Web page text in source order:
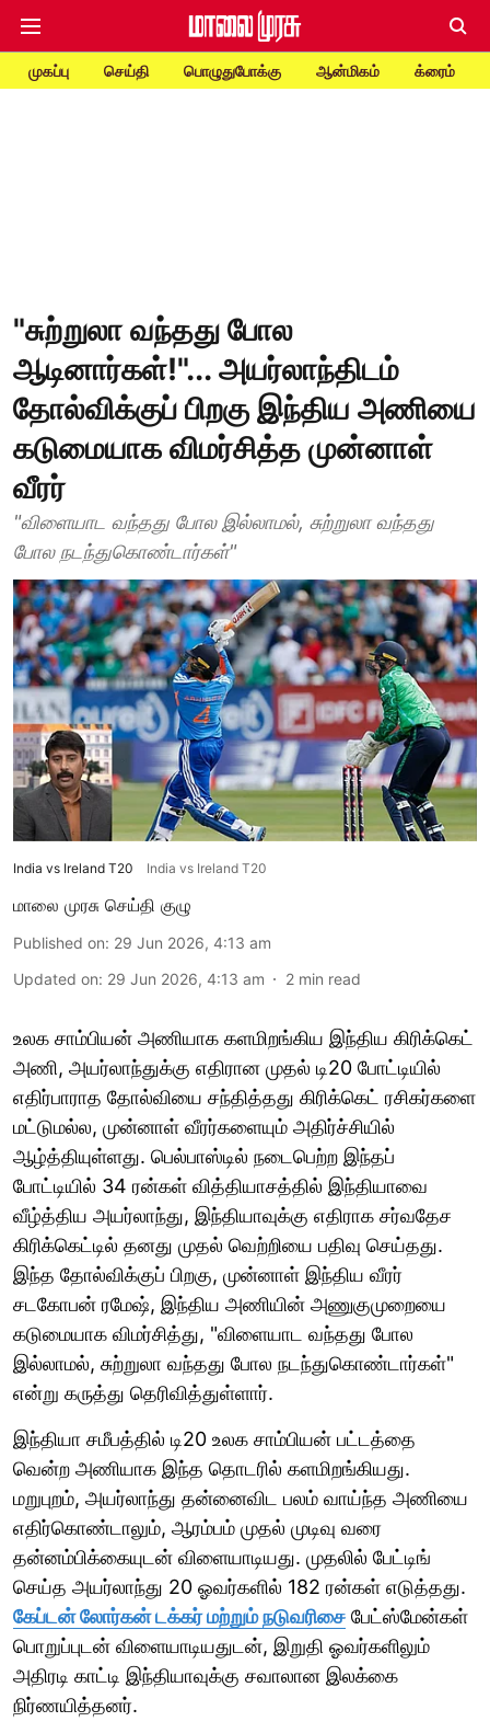
முகப்பு செய்தி பொழுதுபோக்கு ஆன்மிகம் க்ரைம்
"சுற்றுலா வந்தது போல
ஆடினார்கள்!"... அயர்லாந்திடம்
தோல்விக்குப் பிறகு இந்திய அணியை
கடுமையாக விமர்சித்த முன்னாள்
வீரர்
"விளையாட வந்தது போல இல்லாமல், சுற்றுலா வந்தது
போல நடந்துகொண்டார்கள்"
India vs Ireland T20 India vs Ireland T20
மாலை முரசு செய்தி குழு
Published on: 29 Jun 2026, 4:13 am
Updated on: 29 Jun 2026, 4:13 am 2 min read
உலக சாம்பியன் அணியாக களமிறங்கிய இந்திய கிரிக்கெட்
அணி, அயர்லாந்துக்கு எதிரான முதல் டி20 போட்டியில்
எதிர்பாராத தோல்வியை சந்தித்தது கிரிக்கெட் ரசிகர்களை
மட்டுமல்ல, முன்னாள் வீரர்களையும் அதிர்ச்சியில்
ஆழ்த்தியுள்ளது. பெல்பாஸ்டில் நடைபெற்ற இந்தப்
போட்டியில் 34 ரன்கள் வித்தியாசத்தில் இந்தியாவை
வீழ்த்திய அயர்லாந்து, இந்தியாவுக்கு எதிராக சர்வதேச
கிரிக்கெட்டில் தனது முதல் வெற்றியை பதிவு செய்தது.
இந்த தோல்விக்குப் பிறகு, முன்னாள் இந்திய வீரர்
சடகோபன் ரமேஷ், இந்திய அணியின் அணுகுமுறையை
கடுமையாக விமர்சித்து, "விளையாட வந்தது போல
இல்லாமல், சுற்றுலா வந்தது போல நடந்துகொண்டார்கள்"
என்று கருத்து தெரிவித்துள்ளார்.
இந்தியா சமீபத்தில் டி20 உலக சாம்பியன் பட்டத்தை
வென்ற அணியாக இந்த தொடரில் களமிறங்கியது.
மறுபுறம், அயர்லாந்து தன்னைவிட பலம் வாய்ந்த அணியை
எதிர்கொண்டாலும், ஆரம்பம் முதல் முடிவு வரை
தன்னம்பிக்கையுடன் விளையாடியது. முதலில் பேட்டிங்
செய்த அயர்லாந்து 20 ஓவர்களில் 182 ரன்கள் எடுத்தது.
கேப்டன் லோர்கன் டக்கர் மற்றும் நடுவரிசை பேட்ஸ்மேன்கள்
பொறுப்புடன் விளையாடியதுடன், இறுதி ஓவர்களிலும்
அதிரடி காட்டி இந்தியாவுக்கு சவாலான இலக்கை
நிர்ணயித்தனர்.